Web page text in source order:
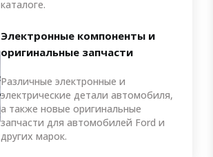
каталоге.
Электронные компоненты и
оригинальные запчасти
Различные электронные и
электрические детали автомобиля,
а также новые оригинальные
запчасти для автомобилей Ford и
других марок.